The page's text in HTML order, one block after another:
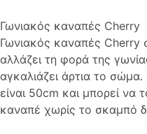
Γωνιακός καναπές Cherry
Γωνιακός καναπές Cherry
αλλάζει τη φορά της
αγκαλιάζει άρτια το
είναι 50cm και μπορεί
καναπέ χωρίς το σκαμπό